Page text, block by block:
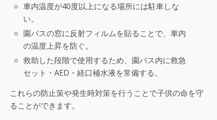
車内温度が40度以上になる場所には駐車しな
い。
園バスの窓に反射フィルムを貼ることで、車内
の温度上昇を防ぐ。
救助した段階で使用するため、園バス内に救急
セット・AED・経口補水液を常備する。
これらの防止策や発生時対策を行うことで子供の命を守
ることができます。